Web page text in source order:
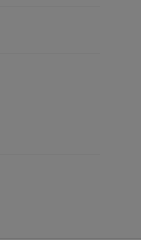
Reiswieg zit erbij
voor Grootte